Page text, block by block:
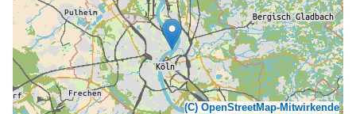
(C) OpenStreetMap-Mitwirkende